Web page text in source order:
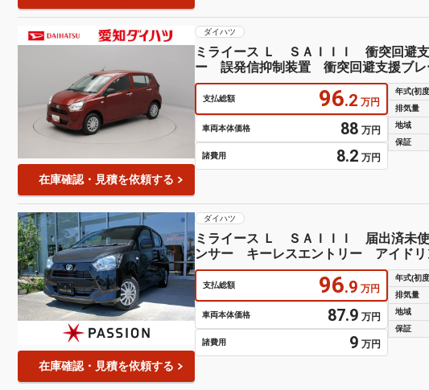
在庫確認・見積を依頼する
ダイハツ
ミライース Ｌ ＳＡＩＩＩ 衝突回避
ー 誤発信抑制装置 衝突回避支援ブ
グ コーナーセンサー フロントＵＶカ
支払総額 96.2 万円
車両本体価格 88 万円
諸費用 8.2 万円
年式(初
排気量
地域
保証
在庫確認・見積を依頼する
ダイハツ
ミライース Ｌ ＳＡＩＩＩ 届出済未
ンサー キーレスエントリー アイド
整機能 横滑り防止機能 マニュアル
支払総額 96.9 万円
車両本体価格 87.9 万円
諸費用 9 万円
年式(初
排気量
地域
保証